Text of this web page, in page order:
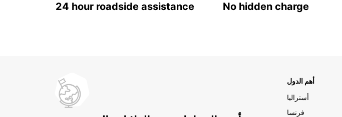
24 hour roadside assistance No hidden charge
أهم الدول
أستراليا
فرنسا